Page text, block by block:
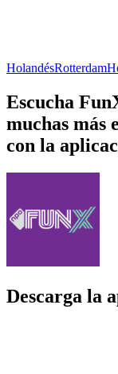
HolandésRotterdam
Escucha
muchas más
con la
Descarga la